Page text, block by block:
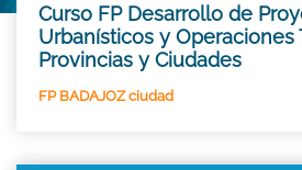
Curso FP Desarrollo de
Urbanísticos y Operaciones
Provincias y Ciudades
FP BADAJOZ ciudad